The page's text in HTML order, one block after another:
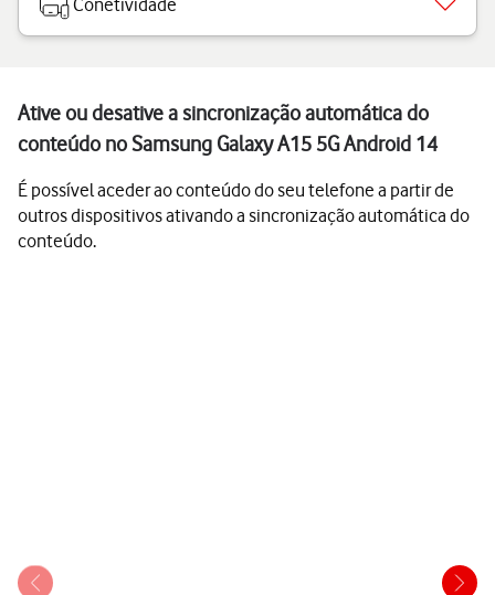
Conetividade
Ative ou desative a sincronização automática do
conteúdo no Samsung Galaxy A15 5G Android 14
É possível aceder ao conteúdo do seu telefone a partir de
outros dispositivos ativando a sincronização automática do
conteúdo.